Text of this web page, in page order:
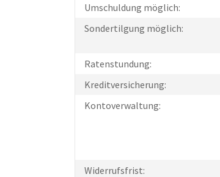
Umschuldung möglich:
Sondertilgung möglich:
Ratenstundung:
Kreditversicherung:
Kontoverwaltung:
Widerrufsfrist: